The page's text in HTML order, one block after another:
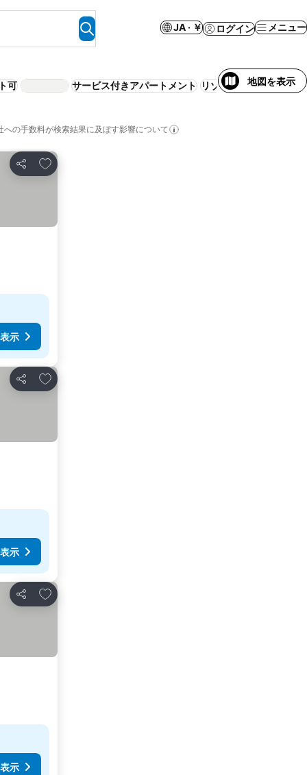
JA · ￥ ログイン メニュー
可 サービス付きアパートメント リゾート 地図を表示
への手数料が検索結果に及ぼす影響について
シェア
お気に入りに追加
示
シェア
お気に入りに追加
示
シェア
お気に入りに追加
示